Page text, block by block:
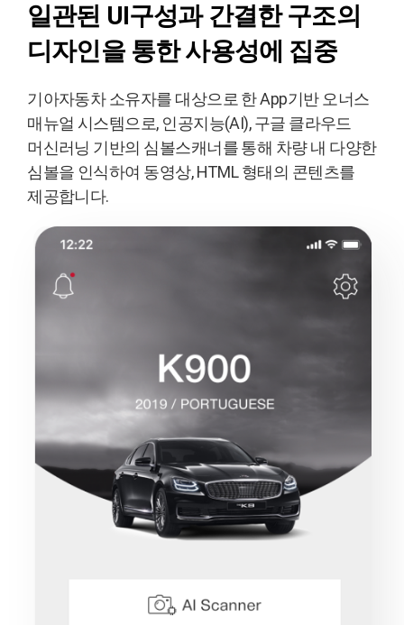
일관된 UI구성과 간결한 구조의
디자인을 통한 사용성에 집중
기아자동차 소유자를 대상으로 한 App기반 오너스
매뉴얼 시스템으로, 인공지능(AI), 구글 클라우드
머신러닝 기반의 심볼스캐너를 통해 차량 내 다양한
심볼을 인식하여 동영상, HTML 형태의 콘텐츠를
제공합니다.